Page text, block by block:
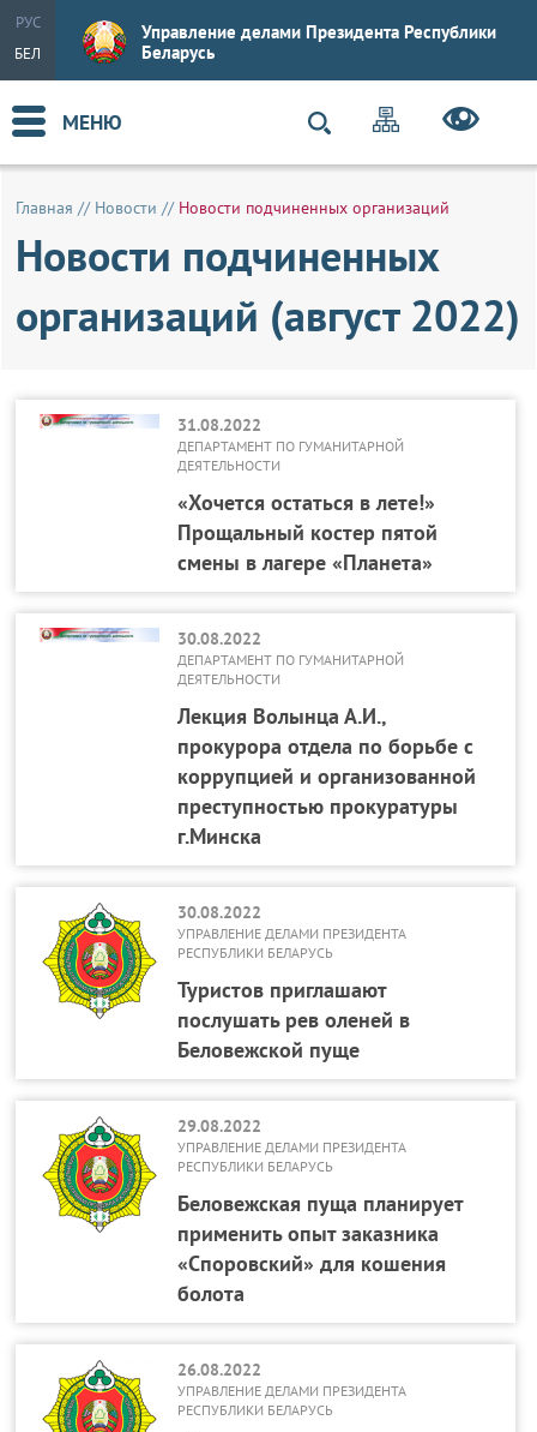
РУС
БЕЛ
Управление делами Президента Республики
Беларусь
МЕНЮ
Главная // Новости // Новости подчиненных организаций
Новости подчиненных
организаций (август 2022)
31.08.2022
ДЕПАРТАМЕНТ ПО ГУМАНИТАРНОЙ
ДЕЯТЕЛЬНОСТИ
«Хочется остаться в лете!»
Прощальный костер пятой
смены в лагере «Планета»
30.08.2022
ДЕПАРТАМЕНТ ПО ГУМАНИТАРНОЙ
ДЕЯТЕЛЬНОСТИ
Лекция Волынца А.И.,
прокурора отдела по борьбе с
коррупцией и организованной
преступностью прокуратуры
г.Минска
30.08.2022
УПРАВЛЕНИЕ ДЕЛАМИ ПРЕЗИДЕНТА
РЕСПУБЛИКИ БЕЛАРУСЬ
Туристов приглашают
послушать рев оленей в
Беловежской пуще
29.08.2022
УПРАВЛЕНИЕ ДЕЛАМИ ПРЕЗИДЕНТА
РЕСПУБЛИКИ БЕЛАРУСЬ
Беловежская пуща планирует
применить опыт заказника
«Споровский» для кошения
болота
26.08.2022
УПРАВЛЕНИЕ ДЕЛАМИ ПРЕЗИДЕНТА
РЕСПУБЛИКИ БЕЛАРУСЬ